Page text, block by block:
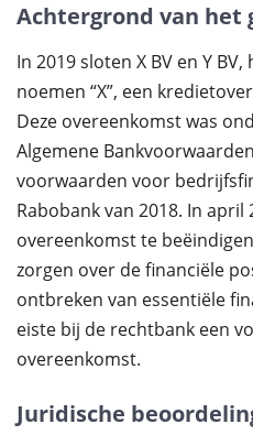
Achtergrond van het
In 2019 sloten X BV en Y
noemen “X”, een
Deze overeenkomst was
Algemene
voorwaarden voor
Rabobank van 2018. In
overeenkomst te
zorgen over de financiële
ontbreken van essentiële
eiste bij de rechtbank een
overeenkomst.
Juridische